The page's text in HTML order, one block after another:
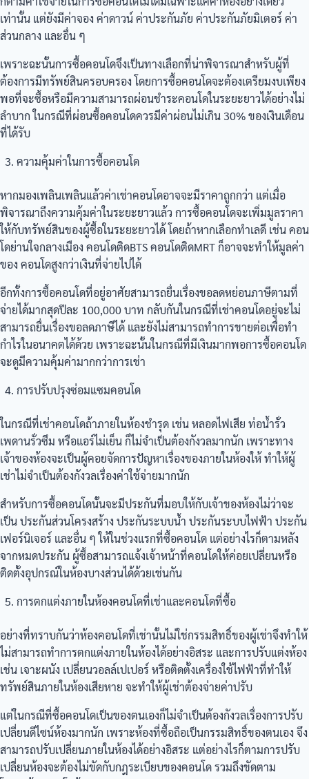
เท่านั้น แต่ยังมีค่าจอง ค่าดาวน์ ค่าประกันภัย ค่าประกันภัยมิเตอร์ ค่า
ส่วนกลาง และอื่น ๆ
เพราะฉะนั้นการซื้อคอนโดจึงเป็นทางเลือกที่น่าพิจารณาสำหรับผู้ที่
ต้องการมีทรัพย์สินครอบครอง โดยการซื้อคอนโดจะต้องเตรียมงบเพียง
พอที่จะซื้อหรือมีความสามารถผ่อนชำระคอนโดในระยะยาวได้อย่างไม่
ลำบาก ในกรณีที่ผ่อนซื้อคอนโดควรมีค่าผ่อนไม่เกิน 30% ของเงินเดือน
ที่ได้รับ
ความคุ้มค่าในการซื้อคอนโด
หากมองเพลินเพลินแล้วค่าเช่าคอนโดอาจจะมีราคาถูกกว่า แต่เมื่อ
พิจารณาถึงความคุ้มค่าในระยะยาวแล้ว การซื้อคอนโดจะเพิ่มมูลราคา
ให้กับทรัพย์สินของผู้ซื้อในระยะยาวได้ โดยถ้าหากเลือกทำเลดี เช่น คอน
โดย่านใจกลางเมือง คอนโดติดBTS คอนโดติดMRT ก็อาจจะทำให้มูลค่า
ของ คอนโดสูงกว่าเงินที่จ่ายไปได้
อีกทั้งการซื้อคอนโดที่อยู่อาศัยสามารถยื่นเรื่องขอลดหย่อนภาษีตามที่
จ่ายได้มากสุดปีละ 100,000 บาท กลับกันในกรณีที่เช่าคอนโดอยู่จะไม่
สามารถยื่นเรื่องขอลดภาษีได้ และยังไม่สามารถทำการขายต่อเพื่อทำ
กำไรในอนาคตได้ด้วย เพราะฉะนั้นในกรณีที่มีเงินมากพอการซื้อคอนโด
จะดูมีความคุ้มค่ามากกว่าการเช่า
การปรับปรุงซ่อมแซมคอนโด
ในกรณีที่เช่าคอนโดถ้าภายในห้องชำรุด เช่น หลอดไฟเสีย ท่อน้ำรั่ว
เพดานรั่วซึม หรือแอร์ไม่เย็น ก็ไม่จำเป็นต้องกังวลมากนัก เพราะทาง
เจ้าของห้องจะเป็นผู้คอยจัดการปัญหาเรื่องของภายในห้องให้ ทำให้ผู้
เช่าไม่จำเป็นต้องกังวลเรื่องค่าใช้จ่ายมากนัก
สำหรับการซื้อคอนโดนั้นจะมีประกันที่มอบให้กับเจ้าของห้องไม่ว่าจะ
เป็น ประกันส่วนโครงสร้าง ประกันระบบน้ำ ประกันระบบไฟฟ้า ประกัน
เฟอร์นิเจอร์ และอื่น ๆ ให้ในช่วงแรกที่ซื้อคอนโด แต่อย่างไรก็ตามหลัง
จากหมดประกัน ผู้ซื้อสามารถแจ้งเจ้าหน้าที่คอนโดให้ค่อยเปลี่ยนหรือ
ติดตั้งอุปกรณ์ในห้องบางส่วนได้ด้วยเช่นกัน
การตกแต่งภายในห้องคอนโดที่เช่าและคอนโดที่ซื้อ
อย่างที่ทราบกันว่าห้องคอนโดที่เช่านั้นไม่ใช่กรรมสิทธิ์ของผู้เช่าจึงทำให้
ไม่สามารถทำการตกแต่งภายในห้องได้อย่างอิสระ และการปรับแต่งห้อง
เช่น เจาะผนัง เปลี่ยนวอลล์เปเปอร์ หรือติดตั้งเครื่องใช้ไฟฟ้าที่ทำให้
ทรัพย์สินภายในห้องเสียหาย จะทำให้ผู้เช่าต้องจ่ายค่าปรับ
แต่ในกรณีที่ซื้อคอนโดเป็นของตนเองก็ไม่จำเป็นต้องกังวลเรื่องการปรับ
เปลี่ยนดีไซน์ห้องมากนัก เพราะห้องที่ซื้อถือเป็นกรรมสิทธิ์ของตนเอง จึง
สามารถปรับเปลี่ยนภายในห้องได้อย่างอิสระ แต่อย่างไรก็ตามการปรับ
เปลี่ยนห้องจะต้องไม่ขัดกับกฎระเบียบของคอนโด รวมถึงขัดตาม